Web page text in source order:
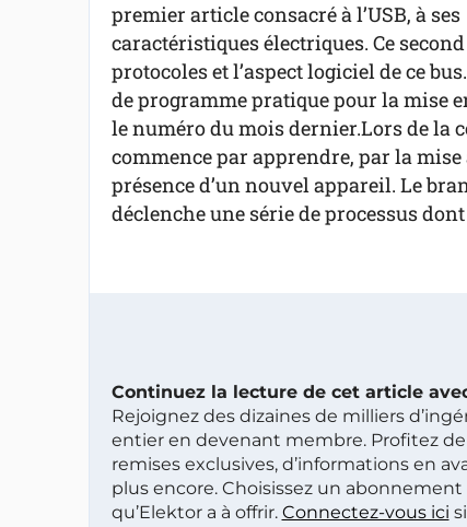
premier article consacré à l’USB, à ses
caractéristiques électriques. Ce
protocoles et l’aspect logiciel de ce
de programme pratique pour la mise
le numéro du mois dernier.Lors de la
commence par apprendre, par la
présence d’un nouvel appareil. Le
déclenche une série de processus
Continuez la lecture de cet article
Rejoignez des dizaines de milliers
entier en devenant membre. Profitez de
remises exclusives, d’informations en
plus encore. Choisissez un
qu’Elektor a à offrir. Connectez-vous ici